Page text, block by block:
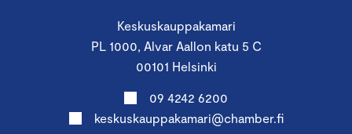
Keskuskauppakamari
PL 1000, Alvar Aallon katu 5 C
00101 Helsinki
09 4242 6200
keskuskauppakamari@chamber.fi